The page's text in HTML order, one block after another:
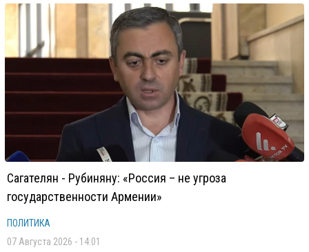
Сагателян - Рубиняну: «Россия – не угроза
государственности Армении»
ПОЛИТИКА
07 Августа 2026 - 14:01